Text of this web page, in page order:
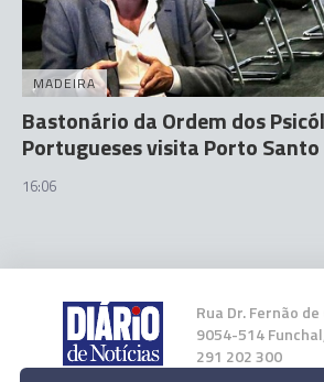
MADEIRA
Bastonário da Ordem dos
Portugueses visita Porto Santo
16:06
Rua Dr. Fernão
9054-514
291 202 300